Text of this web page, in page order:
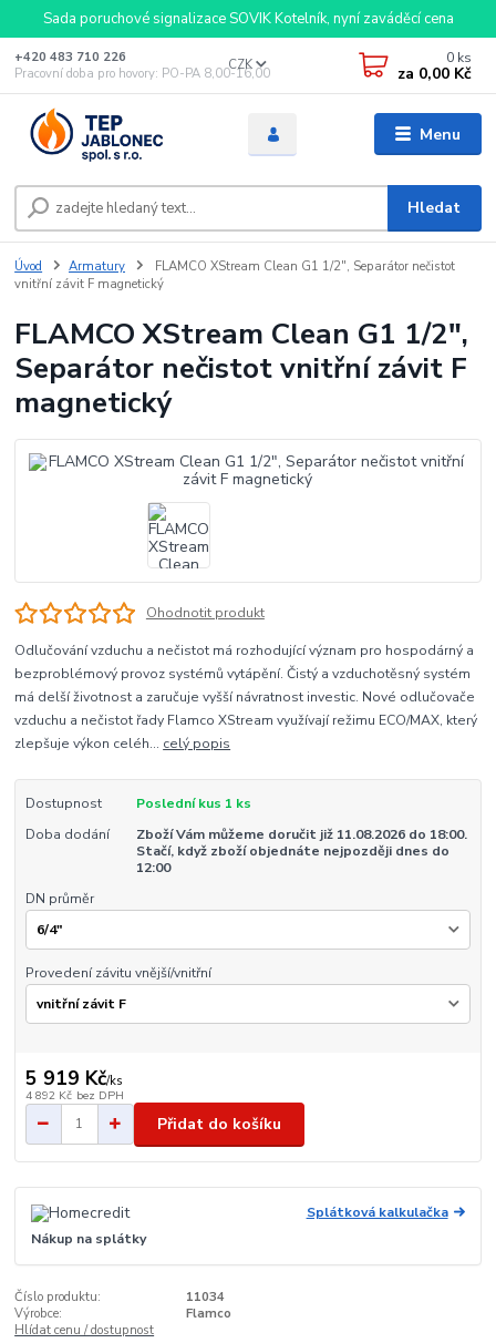
Sada poruchové signalizace SOVIK Kotelník, nyní zaváděcí cena
Menu
CZK
Hledat
+420 483 710 226
Pracovní doba pro hovory: PO-PA 8,00-16,00
0 ks
za 0,00 Kč
Úvod Armatury
FLAMCO XStream Clean G1 1/2", Separátor nečistot
vnitřní závit F magnetický
FLAMCO XStream Clean G1 1/2",
Separátor nečistot vnitřní závit F
magnetický
Ohodnotit produkt
Odlučování vzduchu a nečistot má rozhodující význam pro hospodárný a
bezproblémový provoz systémů vytápění. Čistý a vzduchotěsný systém
má delší životnost a zaručuje vyšší návratnost investic. Nové odlučovače
vzduchu a nečistot řady Flamco XStream využívají režimu ECO/MAX, který
zlepšuje výkon celéh... celý popis
Dostupnost
Poslední kus 1 ks
Doba dodání
Zboží Vám můžeme doručit již 11.08.2026 do 18:00.
Stačí, když zboží objednáte nejpozději dnes do
12:00
DN průměr
Provedení závitu vnější/vnitřní
5 919 Kč/ks
4 892 Kč bez DPH
Přidat do košíku
Splátková kalkulačka
Nákup na splátky
Číslo produktu:
11034
Výrobce:
Flamco
Hlídat cenu / dostupnost